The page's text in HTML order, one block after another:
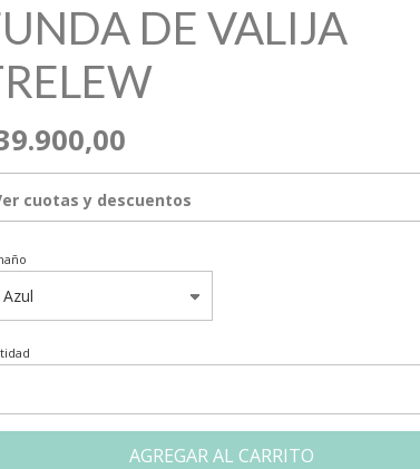
DE VALIJA
cuotas y descuentos
AGREGAR AL CARRITO